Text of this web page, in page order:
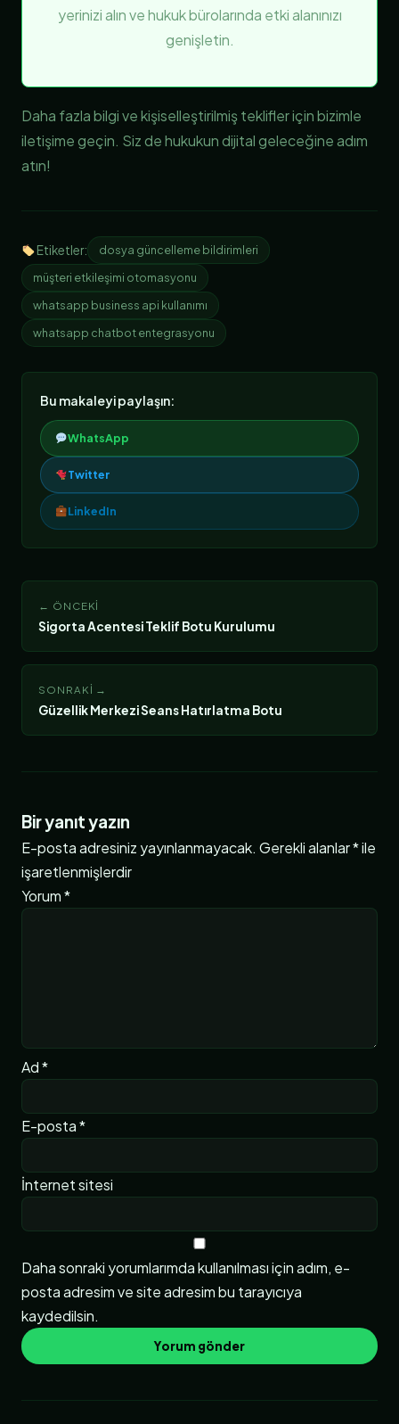
yerinizi alın ve hukuk bürolarında etki alanınızı
genişletin.
Daha fazla bilgi ve kişiselleştirilmiş teklifler için bizimle
iletişime geçin. Siz de hukukun dijital geleceğine adım
atın!
Etiketler:
dosya güncelleme bildirimleri
müşteri etkileşimi otomasyonu
whatsapp business api kullanımı
whatsapp chatbot entegrasyonu
Bu makaleyi paylaşın:
WhatsApp
Twitter
LinkedIn
← ÖNCEKI
Sigorta Acentesi Teklif Botu Kurulumu
SONRAKI →
Güzellik Merkezi Seans Hatırlatma Botu
Bir yanıt yazın
E-posta adresiniz yayınlanmayacak. Gerekli alanlar*ile
işaretlenmişlerdir
Yorum*
Ad*
E-posta*
İnternet sitesi
Daha sonraki yorumlarımda kullanılması için adım, e-
posta adresim ve site adresim bu tarayıcıya
kaydedilsin.